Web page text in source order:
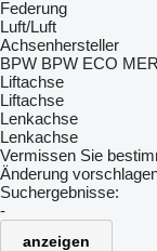
Federung
Luft/Luft
Achsenhersteller
BPW BPW ECO
Liftachse
Liftachse
Lenkachse
Lenkachse
Vermissen Sie
Änderung
Suchergebnisse:
-
anzeigen